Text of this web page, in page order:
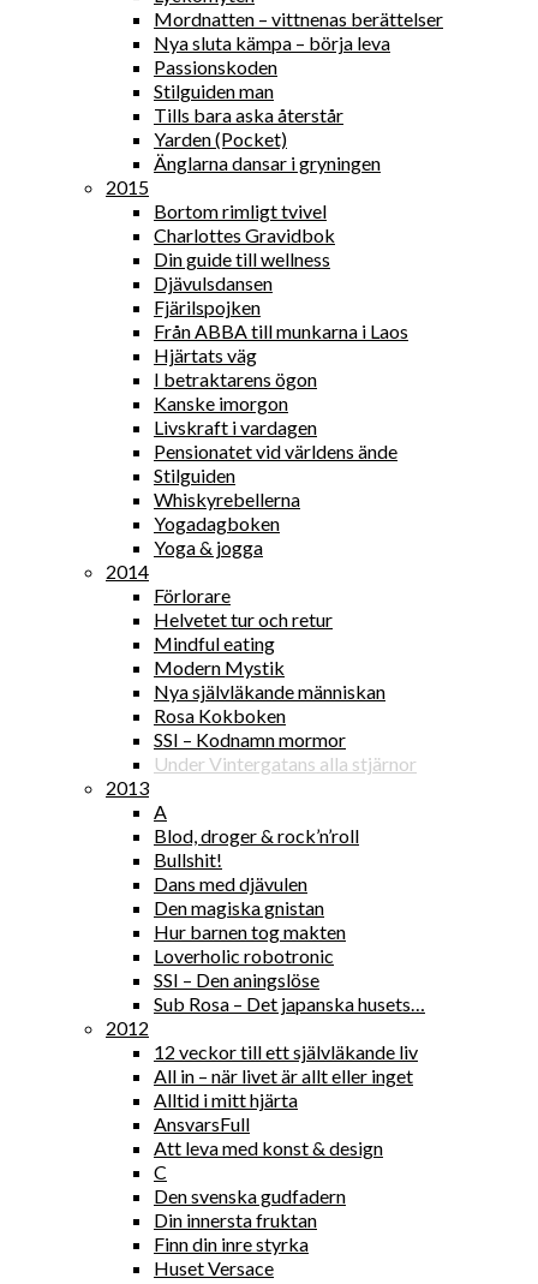
Mordnatten – vittnenas berättelser
Nya sluta kämpa – börja leva
Passionskoden
Stilguiden man
Tills bara aska återstår
Yarden (Pocket)
Änglarna dansar i gryningen
2015
Bortom rimligt tvivel
Charlottes Gravidbok
Din guide till wellness
Djävulsdansen
Fjärilspojken
Från ABBA till munkarna i Laos
Hjärtats väg
I betraktarens ögon
Kanske imorgon
Livskraft i vardagen
Pensionatet vid världens ände
Stilguiden
Whiskyrebellerna
Yogadagboken
Yoga & jogga
2014
Förlorare
Helvetet tur och retur
Mindful eating
Modern Mystik
Nya självläkande människan
Rosa Kokboken
SSI – Kodnamn mormor
Under Vintergatans alla stjärnor
2013
A
Blod, droger & rock’n’roll
Bullshit!
Dans med djävulen
Den magiska gnistan
Hur barnen tog makten
Loverholic robotronic
SSI – Den aningslöse
Sub Rosa – Det japanska husets…
2012
12 veckor till ett självläkande liv
All in – när livet är allt eller inget
Alltid i mitt hjärta
AnsvarsFull
Att leva med konst & design
C
Den svenska gudfadern
Din innersta fruktan
Finn din inre styrka
Huset Versace